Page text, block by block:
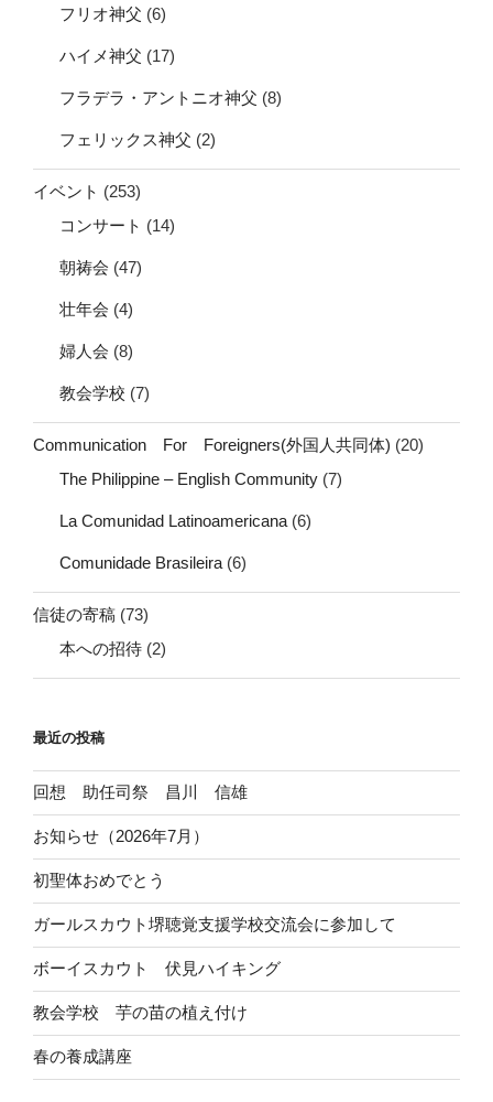
フリオ神父 (6)
ハイメ神父 (17)
フラデラ・アントニオ神父 (8)
フェリックス神父 (2)
イベント (253)
コンサート (14)
朝祷会 (47)
壮年会 (4)
婦人会 (8)
教会学校 (7)
Communication For Foreigners(外国人共同体) (20)
The Philippine – English Community (7)
La Comunidad Latinoamericana (6)
Comunidade Brasileira (6)
信徒の寄稿 (73)
本への招待 (2)
最近の投稿
回想 助任司祭 昌川 信雄
お知らせ（2026年7月）
初聖体おめでとう
ガールスカウト堺聴覚支援学校交流会に参加して
ボーイスカウト 伏見ハイキング
教会学校 芋の苗の植え付け
春の養成講座